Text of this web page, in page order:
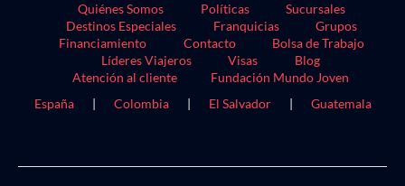
Quiénes Somos Políticas
Sucursales
Destinos Especiales
Franquicias
Grupos
Financiamiento
Contacto
Bolsa de Trabajo
Líderes Viajeros
Visas
Blog
Atención al cliente
Fundación Mundo Joven
España
| Colombia | El Salvador | Guatemala